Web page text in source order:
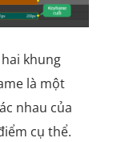
khung
là một
nhau của
cụ thể.